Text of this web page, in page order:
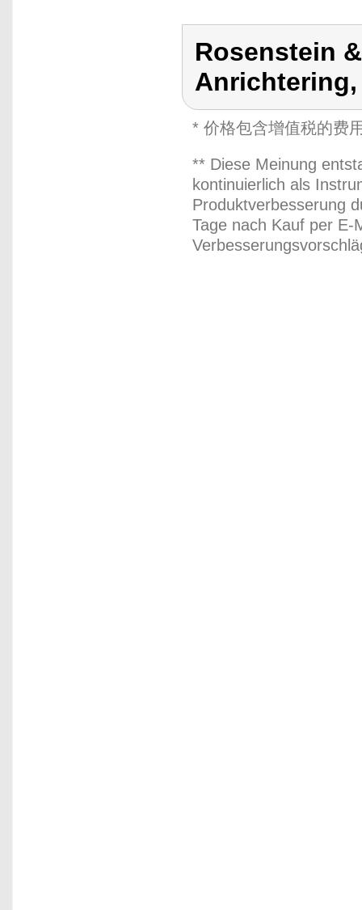
Rosenstein
* 价格包含增值税的费
** Diese Meinung
kontinuierlich als
Produktverbesserung
Tage nach Kauf per E-